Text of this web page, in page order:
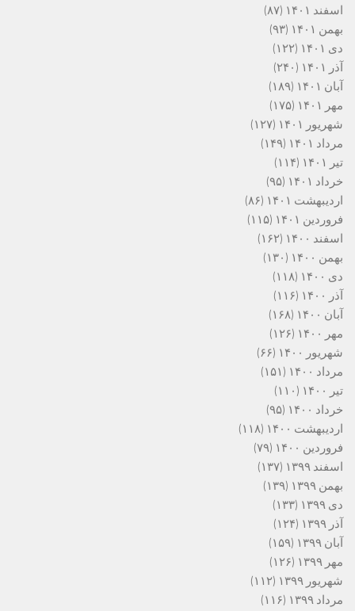
اسفند ۱۴۰۱
(۸۷)
بهمن ۱۴۰۱
(۹۳)
دی ۱۴۰۱
(۱۲۲)
آذر ۱۴۰۱
(۲۴۰)
آبان ۱۴۰۱
(۱۸۹)
مهر ۱۴۰۱
(۱۷۵)
شهریور ۱۴۰۱
(۱۲۷)
مرداد ۱۴۰۱
(۱۴۹)
تیر ۱۴۰۱
(۱۱۴)
خرداد ۱۴۰۱
(۹۵)
اردیبهشت ۱۴۰۱
(۸۶)
فروردین ۱۴۰۱
(۱۱۵)
اسفند ۱۴۰۰
(۱۶۲)
بهمن ۱۴۰۰
(۱۳۰)
دی ۱۴۰۰
(۱۱۸)
آذر ۱۴۰۰
(۱۱۶)
آبان ۱۴۰۰
(۱۶۸)
مهر ۱۴۰۰
(۱۲۶)
شهریور ۱۴۰۰
(۶۶)
مرداد ۱۴۰۰
(۱۵۱)
تیر ۱۴۰۰
(۱۱۰)
خرداد ۱۴۰۰
(۹۵)
اردیبهشت ۱۴۰۰
(۱۱۸)
فروردین ۱۴۰۰
(۷۹)
اسفند ۱۳۹۹
(۱۳۷)
بهمن ۱۳۹۹
(۱۳۹)
دی ۱۳۹۹
(۱۳۳)
آذر ۱۳۹۹
(۱۲۴)
آبان ۱۳۹۹
(۱۵۹)
مهر ۱۳۹۹
(۱۲۶)
شهریور ۱۳۹۹
(۱۱۲)
مرداد ۱۳۹۹
(۱۱۶)